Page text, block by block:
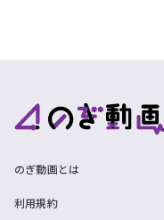
のぎ動画とは
利用規約